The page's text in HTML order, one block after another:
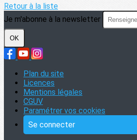
Retour à la liste
Je m'abonne à la newsletter
OK
Plan du site
Licences
Mentions légales
CGUV
Paramétrer vos cookies
Se connecter